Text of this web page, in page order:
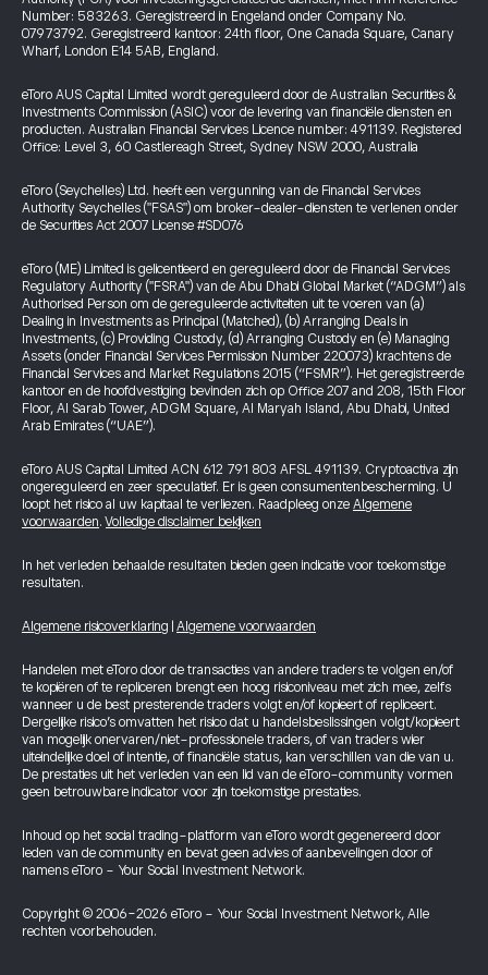
Number: 583263. Geregistreerd in Engeland onder Company No.
07973792. Geregistreerd kantoor: 24th floor, One Canada Square, Canary
Wharf, London E14 5AB, England.
eToro AUS Capital Limited wordt gereguleerd door de Australian Securities &
Investments Commission (ASIC) voor de levering van financiële diensten en
producten. Australian Financial Services Licence number: 491139. Registered
Office: Level 3, 60 Castlereagh Street, Sydney NSW 2000, Australia
eToro (Seychelles) Ltd. heeft een vergunning van de Financial Services
Authority Seychelles ("FSAS") om broker-dealer-diensten te verlenen onder
de Securities Act 2007 License #SD076
eToro (ME) Limited is gelicentieerd en gereguleerd door de Financial Services
Regulatory Authority ("FSRA") van de Abu Dhabi Global Market (“ADGM”) als
Authorised Person om de gereguleerde activiteiten uit te voeren van (a)
Dealing in Investments as Principal (Matched), (b) Arranging Deals in
Investments, (c) Providing Custody, (d) Arranging Custody en (e) Managing
Assets (onder Financial Services Permission Number 220073) krachtens de
Financial Services and Market Regulations 2015 (“FSMR”). Het geregistreerde
kantoor en de hoofdvestiging bevinden zich op Office 207 and 208, 15th Floor
Floor, Al Sarab Tower, ADGM Square, Al Maryah Island, Abu Dhabi, United
Arab Emirates (“UAE”).
eToro AUS Capital Limited ACN 612 791 803 AFSL 491139. Cryptoactiva zijn
ongereguleerd en zeer speculatief. Er is geen consumentenbescherming. U
loopt het risico al uw kapitaal te verliezen. Raadpleeg onze Algemene
voorwaarden.Volledige disclaimer bekijken
In het verleden behaalde resultaten bieden geen indicatie voor toekomstige
resultaten.
Algemene risicoverklaring Algemene voorwaarden
Handelen met eToro door de transacties van andere traders te volgen en/of
te kopiëren of te repliceren brengt een hoog risiconiveau met zich mee, zelfs
wanneer u de best presterende traders volgt en/of kopieert of repliceert.
Dergelijke risico’s omvatten het risico dat u handelsbeslissingen volgt/kopieert
van mogelijk onervaren/niet-professionele traders, of van traders wier
uiteindelijke doel of intentie, of financiële status, kan verschillen van die van u.
De prestaties uit het verleden van een lid van de eToro-community vormen
geen betrouwbare indicator voor zijn toekomstige prestaties.
Inhoud op het social trading-platform van eToro wordt gegenereerd door
leden van de community en bevat geen advies of aanbevelingen door of
namens eToro - Your Social Investment Network.
Copyright © 2006-2026 eToro - Your Social Investment Network, Alle
rechten voorbehouden.